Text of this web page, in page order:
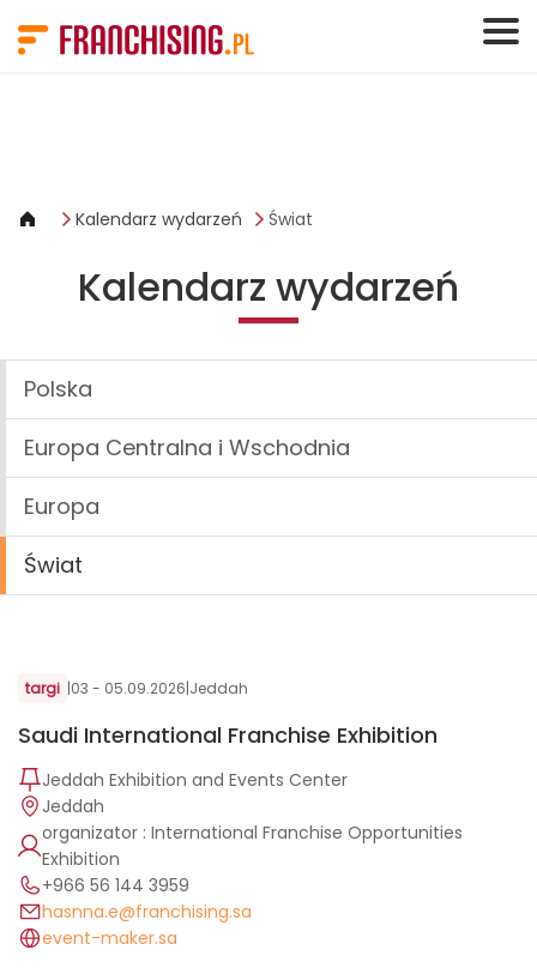
Kalendarz wydarzeń Świat
Kalendarz wydarzeń
Polska
Europa Centralna i Wschodnia
Europa
Świat
targi |03 - 05.09.2026|Jeddah
Saudi International Franchise Exhibition
Jeddah Exhibition and Events Center
Jeddah
organizator : International Franchise Opportunities
Exhibition
⁦+966 56 144 3959⁩
hasnna.e@franchising.sa
event-maker.sa